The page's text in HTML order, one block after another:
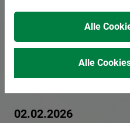
4tet im
Herten
02.02.2026
Alle
Alle